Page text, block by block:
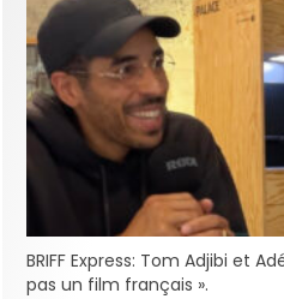
BRIFF Express: Tom Adjibi et
pas un film français ».